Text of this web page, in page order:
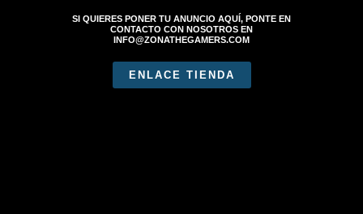
SI QUIERES PONER TU ANUNCIO AQUÍ, PONTE EN
CONTACTO CON NOSOTROS EN
INFO@ZONATHEGAMERS.COM
ENLACE TIENDA